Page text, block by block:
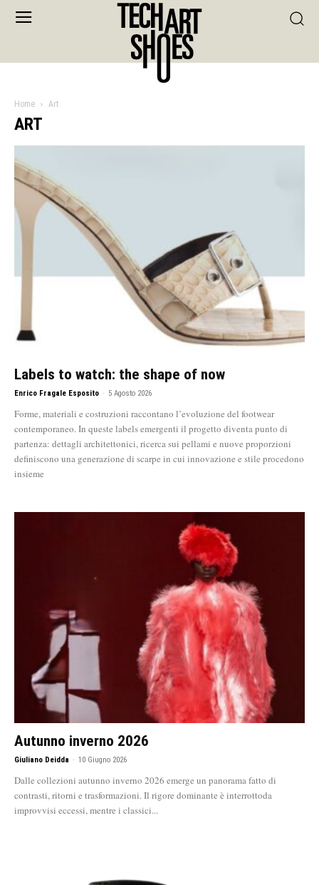
Home Art
ART
Labels to watch: the shape of now
Enrico Fragale Esposito - 5 Agosto 2026
Forme, materiali e costruzioni raccontano l’evoluzione del footwear
contemporaneo. In queste labels emergenti il progetto diventa punto di
partenza: dettagli architettonici, ricerca sui pellami e nuove proporzioni
definiscono una generazione di scarpe in cui innovazione e stile procedono
insieme
Autunno inverno 2026
Giuliano Deidda - 10 Giugno 2026
Dalle collezioni autunno inverno 2026 emerge un panorama fatto di
contrasti, ritorni e trasformazioni. Il rigore dominante è interrottoda
improvvisi eccessi, mentre i classici...